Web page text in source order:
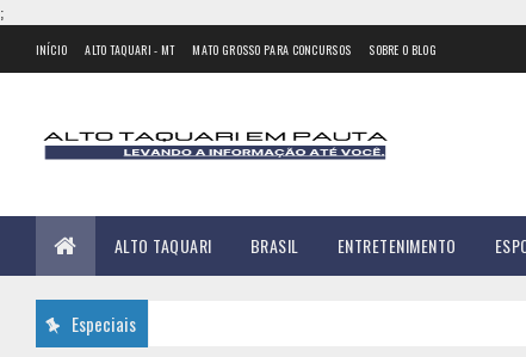
;
INÍCIO ALTO TAQUARI - MT MATO GROSSO PARA CONCURSOS SOBRE O BLOG
ALTO TAQUARI BRASIL ENTRETENIMENTO
Especiais